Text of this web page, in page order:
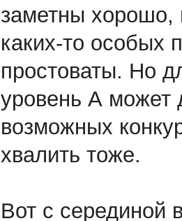
заметны
каких-то особых
простоваты. Но
уровень А может
возможных
хвалить тоже.
Вот с серединой